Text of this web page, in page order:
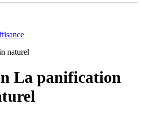
La panification